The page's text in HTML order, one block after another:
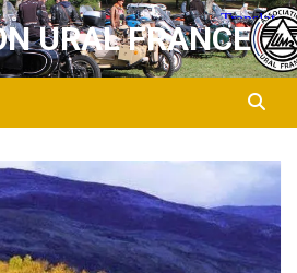
URAL FRANCE